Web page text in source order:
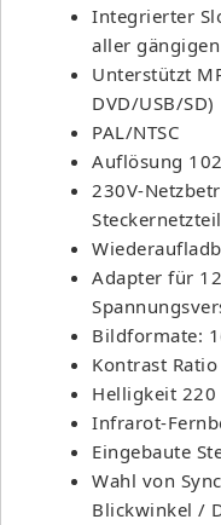
Integrierter
aller
Unterstützt
DVD/USB/SD)
PAL/NTSC
Auflösung
230V-
Adapter für
Bildformate:
Kontrast
Helligkeit 220
Infrarot-
Eingebaute
Wahl von
Blickwinkel /